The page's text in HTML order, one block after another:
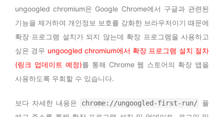
ungoogled chromium은 Google Chrome에서 구글과 관련된
기능을 제거하여 개인정보 보호를 강화한 브라우저이기 때문에
확장 프로그램 설치가 되지 않는데 확장 프로그램을 사용하고
싶은 경우 ungoogled chromium에서 확장 프로그램 설치 절차
(링크 업데이트 예정)를 통해 Chrome 웹 스토어의 확장 앱을
사용하도록 우회할 수 있습니다.
보다 자세한 내용은 chrome://ungoogled-first-run/
플